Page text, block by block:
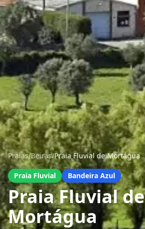
Praias/Beiras/Praia Fluvial de Mortágua
Praia Fluvial Bandeira Azul
Praia Fluvial de
Mortágua